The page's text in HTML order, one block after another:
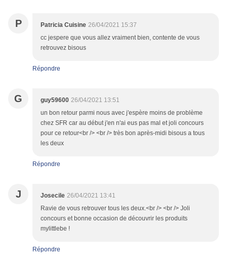
P Patricia Cuisine 26/04/2021 15:37
cc jespere que vous allez vraiment bien, contente de vous
retrouvez bisous
Répondre
G guy59600 26/04/2021 13:51
un bon retour parmi nous avec j'espère moins de problème
chez SFR car au début j'en n'ai eus pas mal et joli concours
pour ce retour<br /> <br /> très bon après-midi bisous a tous
les deux
Répondre
J Josecile 26/04/2021 13:41
Ravie de vous retrouver tous les deux.<br /> <br /> Joli
concours et bonne occasion de découvrir les produits
mylittlebe !
Répondre